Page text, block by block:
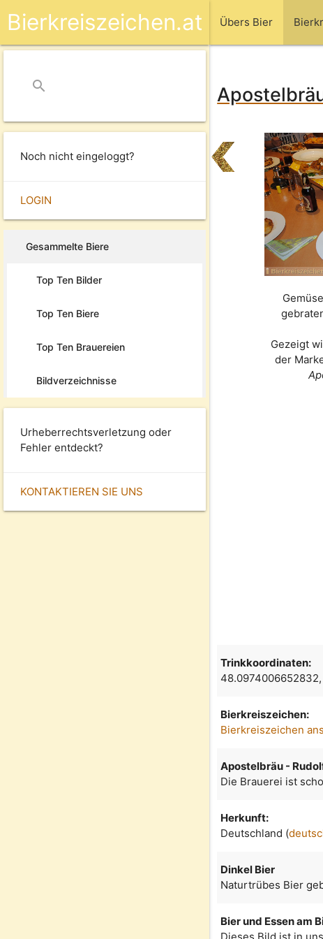
Übers Bier
Bierkreiszeichen.at
search
Noch nicht eingeloggt?
LOGIN
Gesammelte Biere
Top Ten Bilder
Top Ten Biere
Top Ten Brauereien
Bildverzeichnisse
Urheberrechtsverletzung oder
Fehler entdeckt?
KONTAKTIEREN SIE UNS
Gezeigt
der
Trinkkoordinaten:
Bierkreiszeichen:
Bierkreiszeichen
Apostelbräu -
Die Brauerei ist
Herkunft:
Deutschland (
Dinkel Bier
Naturtrübes Bier
Bier und Essen am